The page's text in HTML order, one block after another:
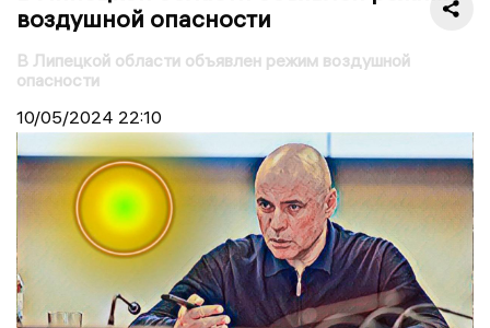
воздушной опасности
В Липецкой области объявлен режим воздушной
опасности
10/05/2024 22:10